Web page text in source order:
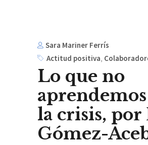
Sara Mariner Ferrís
Actitud positiva,
Lo que no
la crisis, por
Gómez-